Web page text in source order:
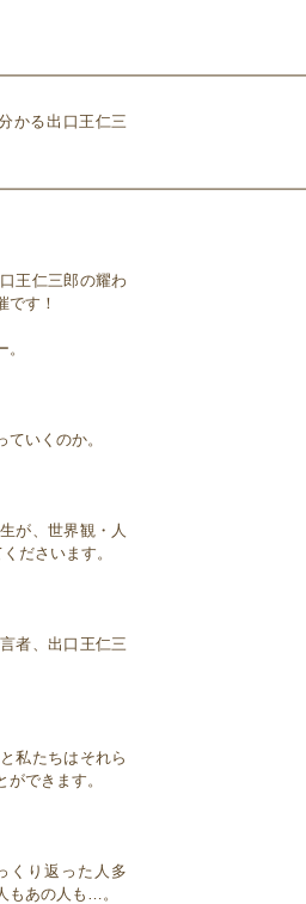
かる出口王仁三
王仁三郎の耀わ
です！
いくのか。
が、世界観・人
ださいます。
者、出口王仁三
私たちはそれら
できます。
くり返った人多
もあの人も…。